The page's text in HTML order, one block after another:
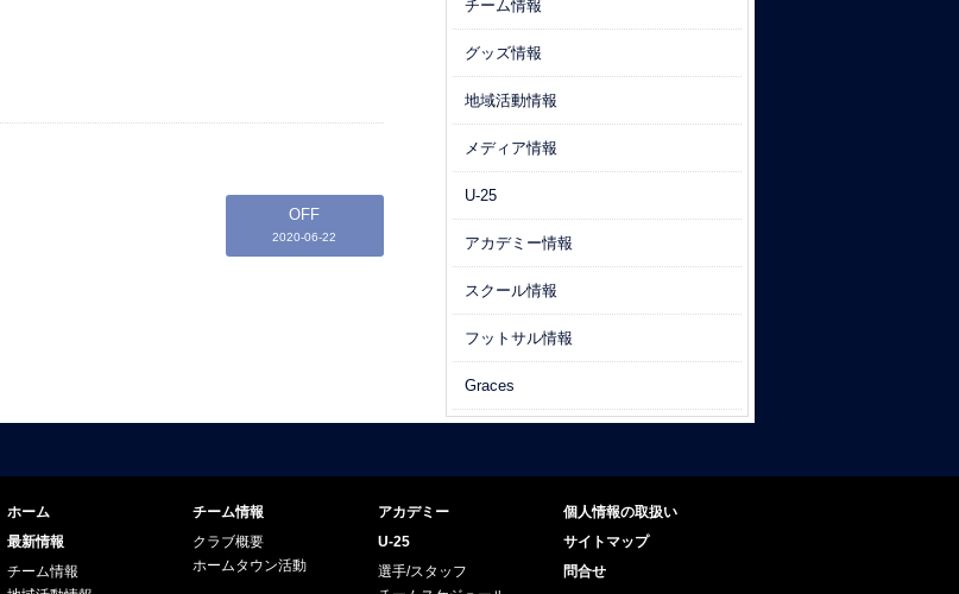
OFF
2020-06-22
チーム情報
グッズ情報
地域活動情報
メディア情報
U-25
アカデミー情報
スクール情報
フットサル情報
Graces
ホーム
最新情報
チーム情報
チーム情報
クラブ概要
ホームタウン活動
アカデミー
U-25
選手/スタッフ
個人情報の取扱い
サイトマップ
問合せ